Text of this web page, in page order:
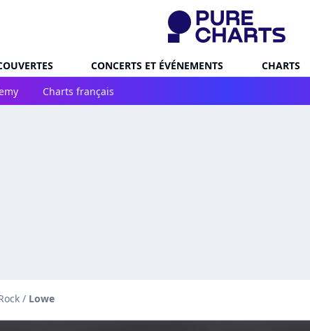
CONCERTS ET ÉVÉNEMENTS CHARTS
Charts français
/ Lowe